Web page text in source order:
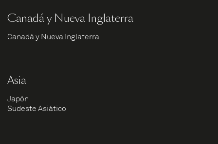
Canadá y Nueva Inglaterra
Canadá y Nueva Inglaterra
Asia
Japón
Sudeste Asiático